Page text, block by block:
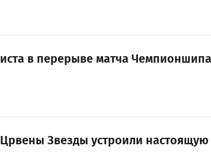
в перерыве матча Чемпионшипа
Звезды устроили настоящую